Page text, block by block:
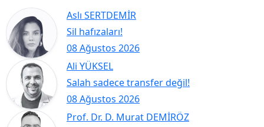
Aslı SERTDEMİR
08 Ağustos 2026
Sil hafızaları!
Ali YÜKSEL
08 Ağustos 2026
Salah sadece transfer değil!
Prof. Dr. D. Murat DEMİRÖZ